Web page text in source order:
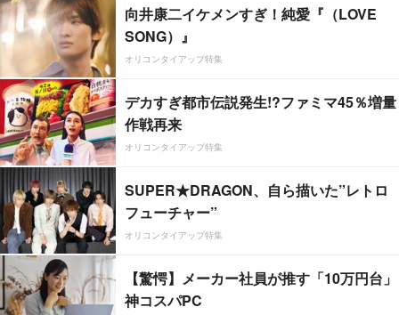
向井康二イケメンすぎ！純愛『（LOVE
SONG）』
オリコンタイアップ特集
デカすぎ都市伝説発生!?ファミマ45％増量
作戦再来
オリコンタイアップ特集
SUPER★DRAGON、自ら描いた”レトロ
フューチャー”
オリコンタイアップ特集
【驚愕】メーカー社員が推す「10万円台」
神コスパPC